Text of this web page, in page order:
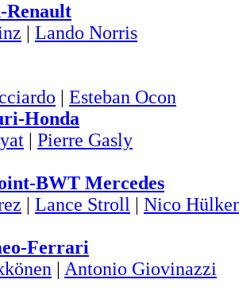
Renault
| Lando Norris
| Esteban Ocon
Honda
| Pierre Gasly
BWT Mercedes
| Lance Stroll | Nico
Ferrari
| Antonio Giovinazzi